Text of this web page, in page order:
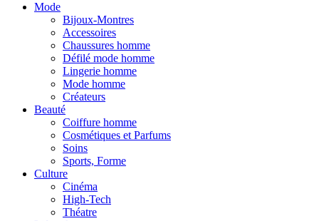
Mode
Bijoux-Montres
Accessoires
Chaussures homme
Défilé mode homme
Lingerie homme
Mode homme
Créateurs
Beauté
Coiffure homme
Cosmétiques et Parfums
Soins
Sports, Forme
Culture
Cinéma
High-Tech
Théatre